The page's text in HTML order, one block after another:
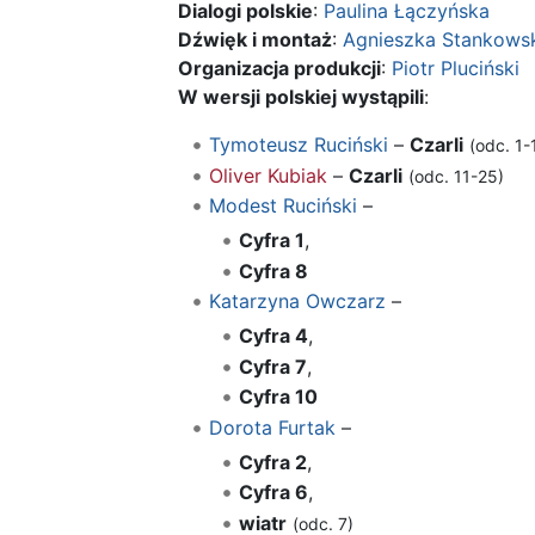
Dialogi polskie: Paulina Łączyńska
Dźwięk i montaż: Agnieszka
Organizacja produkcji: Piotr Pluciński
W wersji polskiej wystąpili:
Tymoteusz Ruciński – Czarli (odc. 1-
Oliver Kubiak – Czarli (odc. 11-25)
Modest Ruciński –
Cyfra 1,
Cyfra 8
Katarzyna Owczarz –
Cyfra 4,
Cyfra 7,
Cyfra 10
Dorota Furtak –
Cyfra 2,
Cyfra 6,
wiatr (odc. 7)